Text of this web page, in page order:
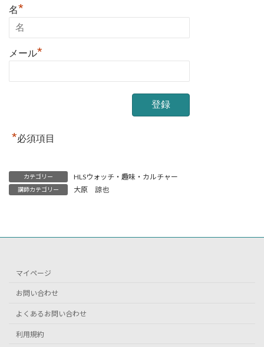
名*
メール*
*必須項目
カテゴリー HLSウォッチ・趣味・カルチャー
講師カテゴリー 大原 諒也
マイページ
お問い合わせ
よくあるお問い合わせ
利用規約